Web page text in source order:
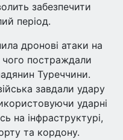
забезпечити
період.
дронові атаки на
чого постраждали
Туреччини.
завдали удару
ударні
на інфраструктурі,
та кордону.